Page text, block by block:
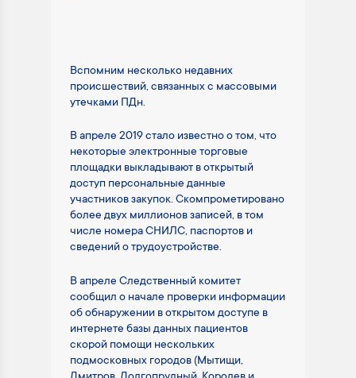
Вспомним несколько недавних
происшествий, связанных с массовыми
утечками ПДн.
В апреле 2019 стало известно о том, что
некоторые электронные торговые
площадки выкладывают в открытый
доступ персональные данные
участников закупок. Скомпрометировано
более двух миллионов записей, в том
числе номера СНИЛС, паспортов и
сведений о трудоустройстве.
В апреле Следственный комитет
сообщил о начале проверки информации
об обнаружении в открытом доступе в
интернете базы данных пациентов
скорой помощи нескольких
подмосковных городов (Мытищи,